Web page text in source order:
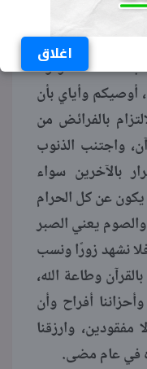
اغلاق
إلى الخيرات
أحدنا الآخر ولا
وأياي بأن
بالفرائض من
واجتنب الذنوب
بالآخرين سواء
عن كل الحرام
يعني الصبر
نشهد زورًا ونسب
وطاعة الله،
أفراح وأن
وارزقنا
في عام مضى.